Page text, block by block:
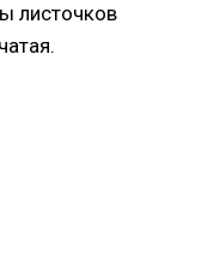
листочков